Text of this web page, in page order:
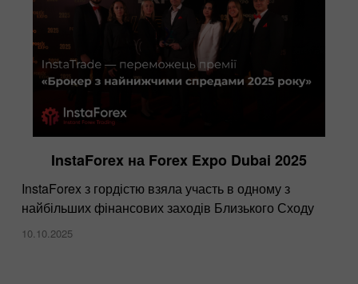
InstaForex на Forex Expo Dubai 2025
InstaForex ​з гордістю взяла участь в одному з
найбільших фінансових заходів Близького Сходу
10.10.2025